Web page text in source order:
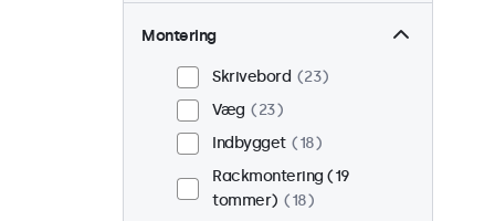
Montering
Skrivebord
23
Væg
23
Indbygget
18
Rackmontering (19
tommer)
18